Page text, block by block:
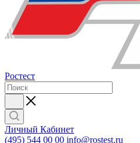
Ростест
Личный Кабинет
(495) 544 00 00 info@rostest.ru